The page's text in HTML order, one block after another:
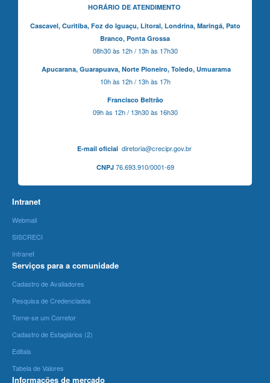
HORÁRIO DE ATENDIMENTO
Cascavel, Curitiba,Foz do Iguaçu, Litoral, Londrina, Maringá, Pato
Branco, Ponta Grossa
08h30 às 12h / 13h às 17h30
Apucarana, Guarapuava, Norte Pioneiro, Toledo, Umuarama
10h às 12h / 13h às 17h
Francisco Beltrão
09h às 12h / 13h30 às 16h30
E-mail oficialdiretoria@crecipr.gov.br
CNPJ76.693.910/0001-69
Intranet
Webmail
SISCRECI
Intranet
Serviços para a comunidade
Cadastro de Avaliadores
Pesquisa de Credenciados
Torne-se um Corretor
Cadastro de Estagiários (2)
Editais
Tabela de Valores
Informações de mercado